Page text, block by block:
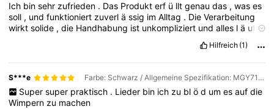
Ich binsehr zufrieden . Das Produkterf ü lltgenaudas ,wases
soll , undfunktioniert zuverlässig imAlltag . DieVerarbeitung
wirktsolide ,die Handhabung ist unkompliziert undalles lä uft
Hilfreich (1)
S***e Farbe: Schwarz / Allgemeine Spezifikation: MGY71000-3
Super super praktisch . Lieder bin ich zu bl ö d um es auf die
Wimpern zu machen